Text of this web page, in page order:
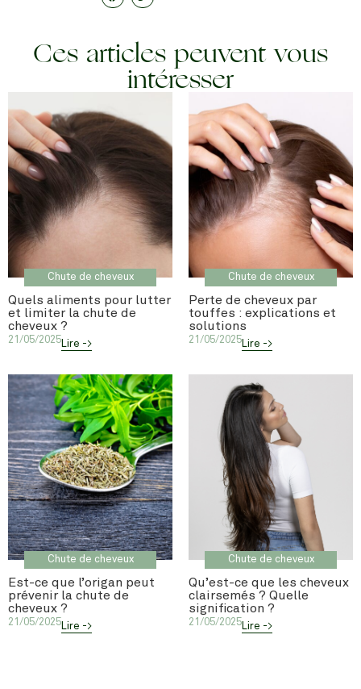
Ces articles peuvent vous
intéresser
Chute de cheveux
Quels aliments pour lutter
et limiter la chute de
cheveux ?
21/05/2025Lire ->
Chute de cheveux
Perte de cheveux par
touffes : explications et
solutions
21/05/2025Lire ->
Chute de cheveux
Est-ce que l’origan peut
prévenir la chute de
cheveux ?
21/05/2025Lire ->
Chute de cheveux
Qu’est-ce que les cheveux
clairsemés ? Quelle
signification ?
21/05/2025Lire ->